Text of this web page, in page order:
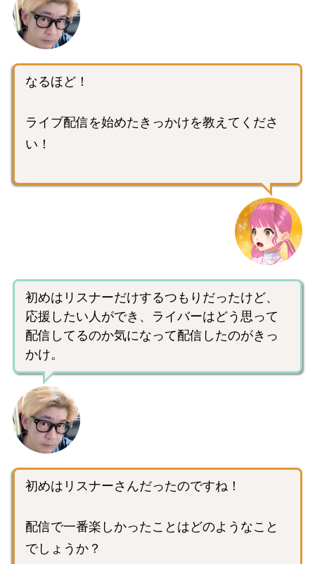
なるほど！
ライブ配信を始めたきっかけを教えてくださ
い！
初めはリスナーだけするつもりだったけど、
応援したい人ができ、ライバーはどう思って
配信してるのか気になって配信したのがきっ
かけ。
初めはリスナーさんだったのですね！
配信で一番楽しかったことはどのようなこと
でしょうか？